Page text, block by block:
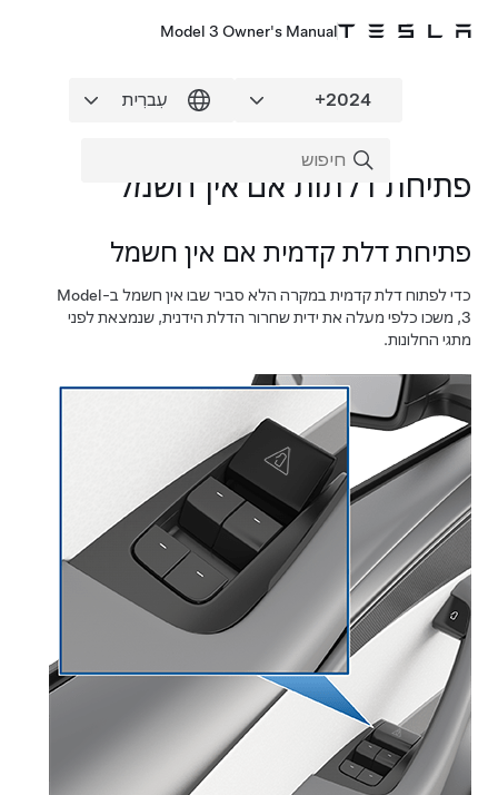
Model 3 Owner's Manual
פתיחת דלתות אם אין חשמל
פתיחת דלת קדמית אם אין חשמל
כדי לפתוח דלת קדמית במקרה הלא סביר שבו אין חשמל ב-Model
, משכו כלפי מעלה את ידית שחרור הדלת הידנית, שנמצאת לפני
מתגי החלונות.